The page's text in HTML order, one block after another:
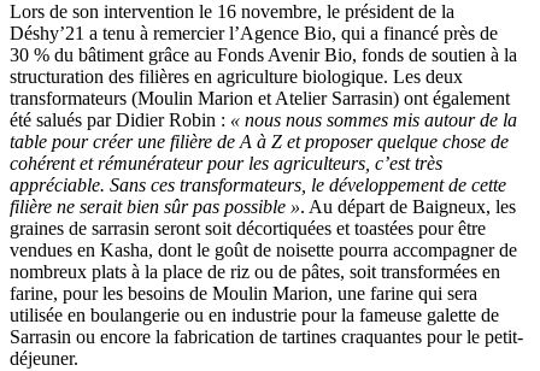
Lors de son intervention le 16 novembre, le président de la
Déshy’21 a tenu à remercier l’Agence Bio, qui a financé près de
30 % du bâtiment grâce au Fonds Avenir Bio, fonds de soutien à la
structuration des filières en agriculture biologique. Les deux
transformateurs (Moulin Marion et Atelier Sarrasin) ont également
été salués par Didier Robin : « nous nous sommes mis autour de la
table pour créer une filière de A à Z et proposer quelque chose de
cohérent et rémunérateur pour les agriculteurs, c’est très
appréciable. Sans ces transformateurs, le développement de cette
filière ne serait bien sûr pas possible ». Au départ de Baigneux, les
graines de sarrasin seront soit décortiquées et toastées pour être
vendues en Kasha, dont le goût de noisette pourra accompagner de
nombreux plats à la place de riz ou de pâtes, soit transformées en
farine, pour les besoins de Moulin Marion, une farine qui sera
utilisée en boulangerie ou en industrie pour la fameuse galette de
Sarrasin ou encore la fabrication de tartines craquantes pour le petit-
déjeuner.